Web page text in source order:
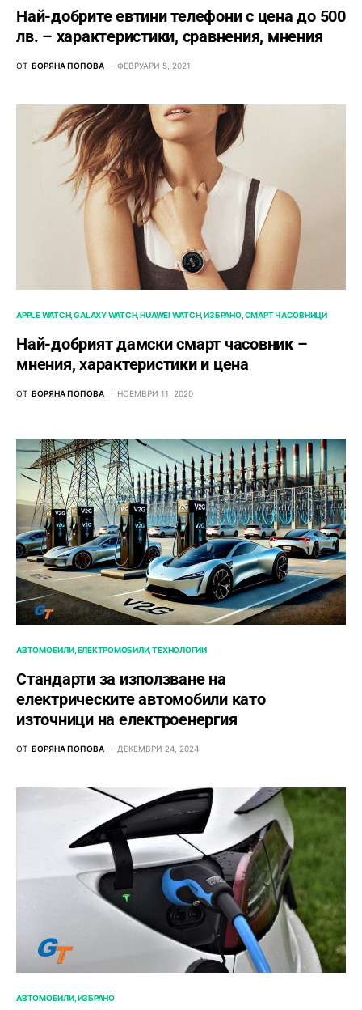
Най-добрите евтини телефони с ценa до 500
лв. – характeристики, сравнения, мнения
ОТ БОРЯНА ПОПОВА ФЕВРУАРИ 5, 2021
APPLE WATCH GALAXY WATCH HUAWEI WATCH ИЗБРАНО СМАРТ ЧАСОВНИЦИ
Най-добрият дамски смарт часовник –
мнения, характеристики и цена
ОТ БОРЯНА ПОПОВА НОЕМВРИ 11, 2020
АВТОМОБИЛИ ЕЛЕКТРОМОБИЛИ ТЕХНОЛОГИИ
Стандарти за използване на
електрическите автомобили като
източници на електроенергия
ОТ БОРЯНА ПОПОВА ДЕКЕМВРИ 24, 2024
АВТОМОБИЛИ ИЗБРАНО